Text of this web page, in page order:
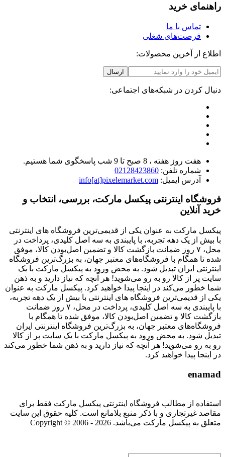
راهنمای خرید
تماس با ما
فرصت‌های شغلی
اطلاع از آخرین محصولات:
ارسال
دنبال کردن در شبکه‌های اجتماعی:
هفت روز هفته ، 8 صبح تا 9 شب پاسخگوی شما هستیم.
شماره تلفن: 02128423860
آدرس ایمیل: info[at]pixelemarket.com
فروشگاه اینترنتی پیکسل مارکت، بررسی، انتخاب و
خرید آنلاین
پیکسل مارکت به عنوان یکی از قدیمی‌ترین فروشگاه های اینترنتی
با بیش از یک دهه تجربه، با پایبندی به سه اصل کلیدی، پرداخت در
محل، ۷ روز ضمانت بازگشت کالا و تضمین اصل‌بودن کالا، موفق
شده تا همگام با فروشگاه‌های معتبر جهان، به بزرگ‌ترین فروشگاه
اینترنتی ایران تبدیل شود. به محض ورود به پیکسل مارکت با یک
سایت پر از کالا رو به رو می‌شوید! هر آنچه که نیاز دارید و به ذهن
شما خطور می‌کند در اینجا پیدا خواهید کرد. پیکسل مارکت به عنوان
یکی از قدیمی‌ترین فروشگاه های اینترنتی با بیش از یک دهه تجربه،
با پایبندی به سه اصل کلیدی، پرداخت در محل، ۷ روز ضمانت
بازگشت کالا و تضمین اصل‌بودن کالا، موفق شده تا همگام با
فروشگاه‌های معتبر جهان، به بزرگ‌ترین فروشگاه اینترنتی ایران
تبدیل شود. به محض ورود به پیکسل مارکت با یک سایت پر از کالا
رو به رو می‌شوید! هر آنچه که نیاز دارید و به ذهن شما خطور می‌کند
در اینجا پیدا خواهید کرد.
enamad
استفاده از مطالب فروشگاه اینترنتی پیکسل مارکت فقط برای
مقاصد غیرتجاری و با ذکر منبع بلامانع است. کلیه حقوق این سایت
متعلق به پیکسل مارکت می‌باشد. Copyright © 2006 - 2026